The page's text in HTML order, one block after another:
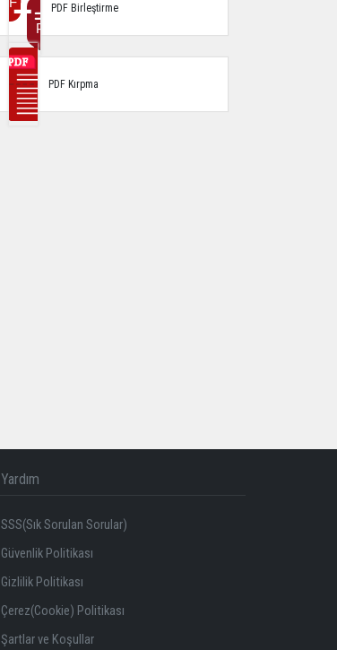
PDF Birleştirme
PDF Kırpma
Yardım
SSS(Sık Sorulan Sorular)
Güvenlik Politikası
Gizlilik Politikası
Çerez(Cookie) Politikası
Şartlar ve Koşullar